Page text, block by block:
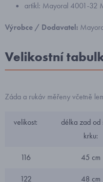
artikl: Mayoral 4001-32
Výrobce / Dodavatel:
Velikostní
Záda a rukáv měřeny včetně
velikost:
délka zad od
krku:
116 45 cm
122 48 cm